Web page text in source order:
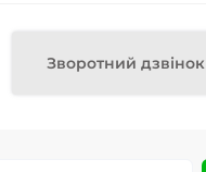
Зворотний дзвінок